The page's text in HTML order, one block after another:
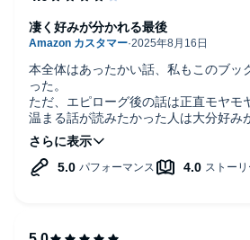
本全体はあったかい話、私もこのブッ
った。
ただ、エピローグ後の話は正直モヤモ
温まる話が読みたかった人は大分好み
う。
この夫婦がお互いが自分の気持ちを素
ら、こういう終わりにならなかったん
凄く好みが分かれる最後